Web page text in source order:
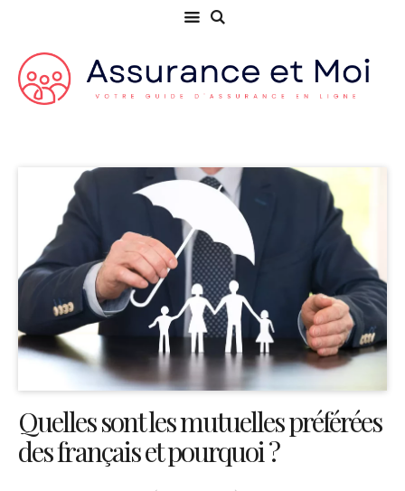
Quelles sont les mutuelles préférées
des français et pourquoi ?